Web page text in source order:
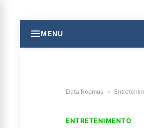
MENU
Data Roomus »
ENTRETENIMENTO